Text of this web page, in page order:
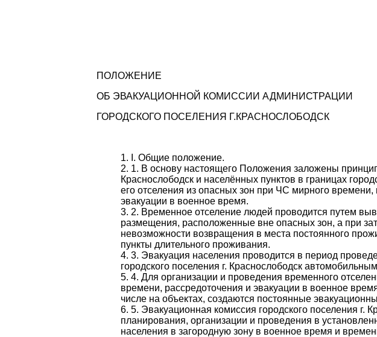
г.
от
ПОЛОЖЕНИЕ
ОБ ЭВАКУАЦИОННОЙ КОМИССИИ АДМИНИСТРАЦИИ
ГОРОДСКОГО ПОСЕЛЕНИЯ Г.КРАСНОСЛОБОДСК
. Общие положение.
1. В основу настоящего Положения заложены
Краснослободск и населённых пунктов в границах
его отселения из опасных зон при ЧС мирного
эвакуации в военное время.
2. Временное отселение людей проводится путем
размещения, расположенные вне опасных зон, а при
невозможности возвращения в места постоянного
пункты длительного проживания.
3. Эвакуация населения проводится в период
городского поселения г. Краснослободск
4. Для организации и проведения временного
времени, рассредоточения и эвакуации в военное
числе на объектах, создаются постоянные
5. Эвакуационная комиссия городского поселения г.
планирования, организации и проведения в
населения в загородную зону в военное время и